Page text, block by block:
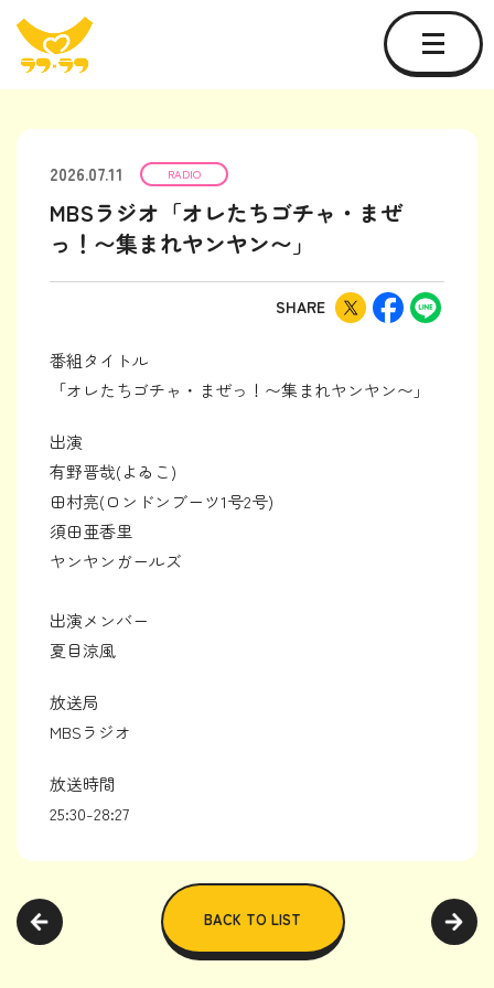
2026.07.11 RADIO
MBSラジオ「オレたちゴチャ・まぜ
っ！〜集まれヤンヤン〜」
SHARE
番組タイトル
「オレたちゴチャ・まぜっ！〜集まれヤンヤン〜」
出演
有野晋哉(よゐこ)
田村亮(ロンドンブーツ1号2号)
須田亜香里
ヤンヤンガールズ
出演メンバー
夏目涼風
放送局
MBSラジオ
放送時間
25:30-28:27
BACK TO LIST